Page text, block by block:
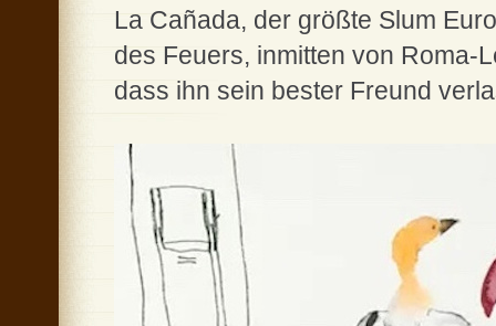
La Cañada, der größte Slum
des Feuers, inmitten von Roma-
dass ihn sein bester Freund